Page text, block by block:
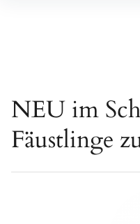
NEU im
Fäustlinge